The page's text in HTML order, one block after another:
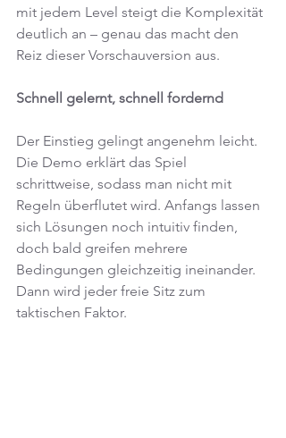
mit jedem Level steigt die Komplexität
deutlich an – genau das macht den
Reiz dieser Vorschauversion aus.
Schnell gelernt, schnell fordernd
Der Einstieg gelingt angenehm leicht.
Die Demo erklärt das Spiel
schrittweise, sodass man nicht mit
Regeln überflutet wird. Anfangs lassen
sich Lösungen noch intuitiv finden,
doch bald greifen mehrere
Bedingungen gleichzeitig ineinander.
Dann wird jeder freie Sitz zum
taktischen Faktor.